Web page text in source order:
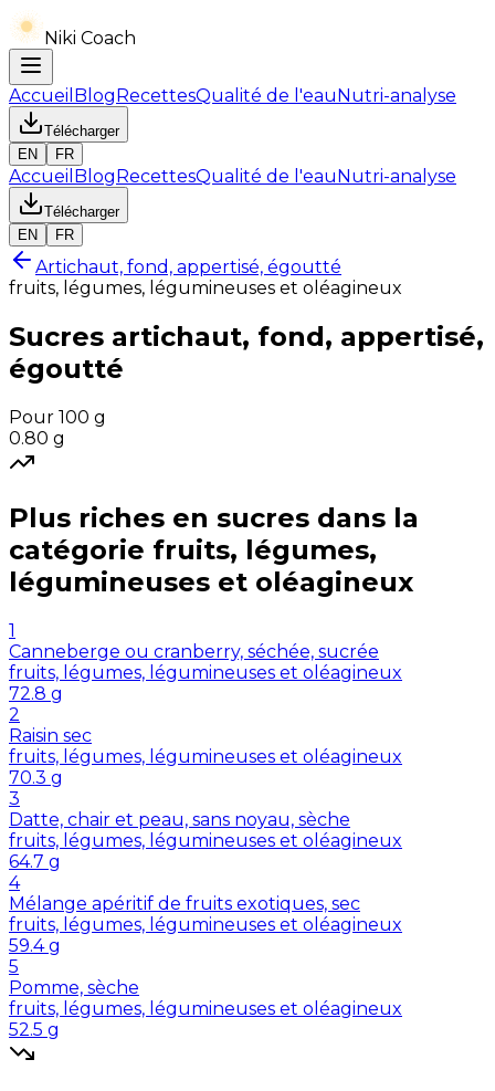
Niki Coach
Accueil BlogRecettesQualité de l'eauNutri-analyse
Télécharger
EN
FR
Accueil BlogRecettesQualité de l'eauNutri-analyse
Télécharger
EN
FR
Artichaut, fond, appertisé, égoutté
fruits, légumes, légumineuses et oléagineux
Sucres artichaut, fond, appertisé,
égoutté
Pour 100 g
0.80 g
Plus riches en sucres dans la
catégorie fruits, légumes,
légumineuses et oléagineux
1
Canneberge ou cranberry, séchée, sucrée
fruits, légumes, légumineuses et oléagineux
72.8 g
2
Raisin sec
fruits, légumes, légumineuses et oléagineux
70.3 g
3
Datte, chair et peau, sans noyau, sèche
fruits, légumes, légumineuses et oléagineux
64.7 g
4
Mélange apéritif de fruits exotiques, sec
fruits, légumes, légumineuses et oléagineux
59.4 g
5
Pomme, sèche
fruits, légumes, légumineuses et oléagineux
52.5 g